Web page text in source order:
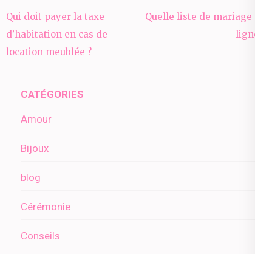
Navigation
de
l’article
Qui doit payer la taxe
d’habitation en cas de
location meublée ?
Quelle liste de mariage en
ligne ?
CATÉGORIES
Amour
Bijoux
blog
Cérémonie
Conseils